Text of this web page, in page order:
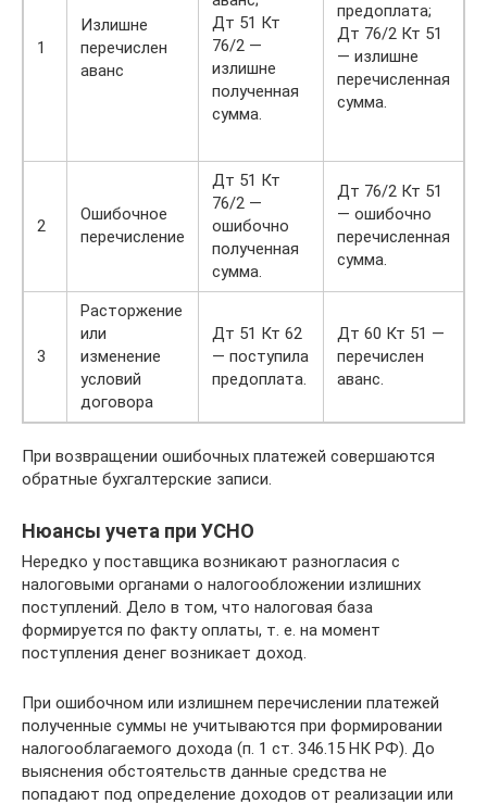
1
Излишне
перечислен
аванс
Дт 51 Кт
76/2 —
излишне
полученная
сумма.
предоплата;
Дт 76/2 Кт 51
— излишне
перечисленная
сумма.
2
Ошибочное
перечисление
Дт 51 Кт
76/2 —
ошибочно
полученная
сумма.
Дт 76/2 Кт 51
— ошибочно
перечисленная
сумма.
3
Расторжение
или
изменение
условий
договора
Дт 51 Кт 62
— поступила
предоплата.
Дт 60 Кт 51 —
перечислен
аванс.
При возвращении ошибочных платежей совершаются
обратные бухгалтерские записи.
Нюансы учета при УСНО
Нередко у поставщика возникают разногласия с
налоговыми органами о налогообложении излишних
поступлений. Дело в том, что налоговая база
формируется по факту оплаты, т. е. на момент
поступления денег возникает доход.
При ошибочном или излишнем перечислении платежей
полученные суммы не учитываются при формировании
налогооблагаемого дохода (п. 1 ст. 346.15 НК РФ). До
выяснения обстоятельств данные средства не
попадают под определение доходов от реализации или